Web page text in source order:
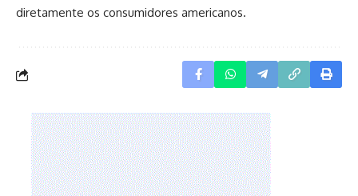
diretamente os consumidores americanos.